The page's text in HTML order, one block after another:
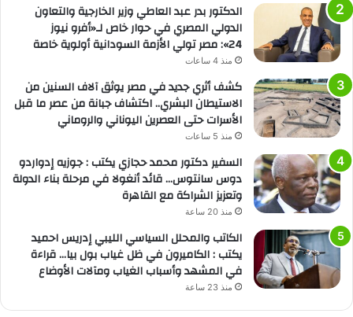
الدكتور بدر عبد العاطي وزير الخارجية والتعاون
الدولي المصري في حوار خاص لـ«أفرو نيوز
24»: مصر تولي الأزمة السودانية أولوية خاصة
منذ 4 ساعات
كشف أثري جديد في مصر يوثق آلاف السنين من
الاستيطان البشري.. اكتشاف جبانة من عصر ما قبل
الأسرات حتى العصرين اليوناني والروماني
منذ 5 ساعات
السفير دكتور محمد حجازي يكتب : جوزيه إدواردو
دوس سانتوس… قائد أنغولا في مرحلة بناء الدولة
وتعزيز الشراكة مع القاهرة
منذ 20 ساعة
الكاتب والمحلل السياسي الليبي إدريس احميد
يكتب : الكاميرون في ظل غياب بول بيا… قراءة
في المشهد وأسباب الغياب ومآلات الأوضاع
منذ 23 ساعة